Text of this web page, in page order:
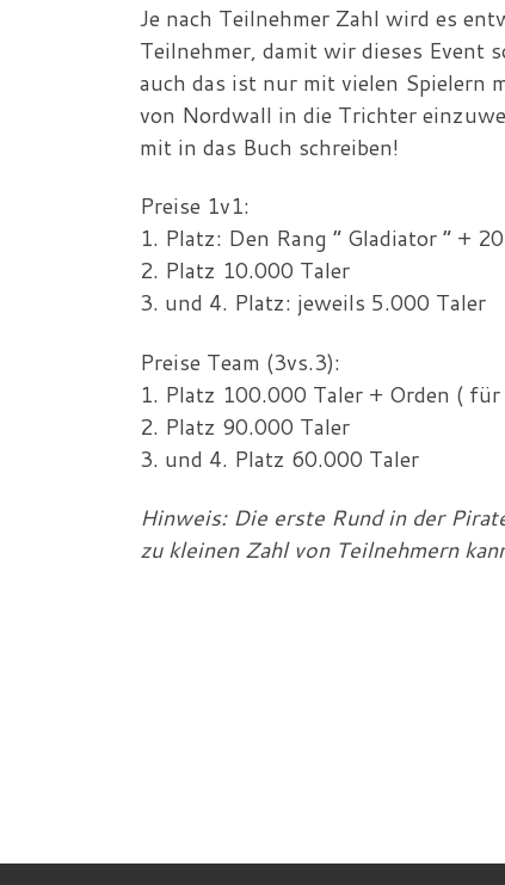
Je nach Teilnehmer Zahl wird es
Teilnehmer, damit wir dieses Event
auch das ist nur mit vielen Spielern
von Nordwall in die Trichter
mit in das Buch schreiben!
Preise 1v1:
1. Platz: Den Rang “ Gladiator “ +
2. Platz 10.000 Taler
3. und 4. Platz: jeweils 5.000 Taler
Preise Team (3vs.3):
1. Platz 100.000 Taler + Orden ( für
2. Platz 90.000 Taler
3. und 4. Platz 60.000 Taler
Hinweis: Die erste Rund in der
zu kleinen Zahl von Teilnehmern